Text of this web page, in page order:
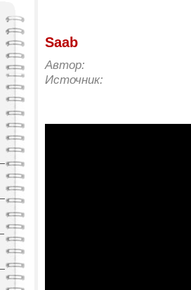
Saab
Автор:
Источник: